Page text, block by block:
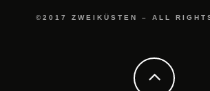
©2017 ZWEIKÜSTEN – ALL